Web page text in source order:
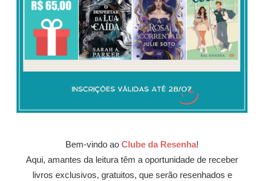
Bem-vindo ao Clube da Resenha!
Aqui, amantes da leitura têm a oportunidade de receber
livros exclusivos, gratuitos, que serão resenhados e